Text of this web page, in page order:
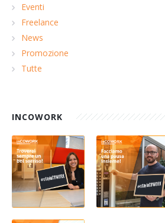
Eventi
Freelance
News
Promozione
Tutte
INCOWORK